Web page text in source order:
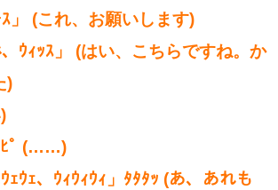
」 (これ、お願いします)
ｳｨｯｽ」 (はい、こちらですね。か
)
ﾟ (……)
ｪｳｪ、ｳｨｳｨｳｨ」ﾀﾀﾀｯ (あ、あれも